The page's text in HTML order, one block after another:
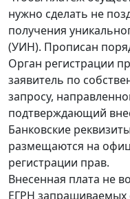
нужно сделать не
получения
(УИН). Прописан
Орган регистрации
заявитель по
запросу,
подтверждающий
Банковские
размещаются на
регистрации прав.
Внесенная плата не
ЕГРН запрашиваемых